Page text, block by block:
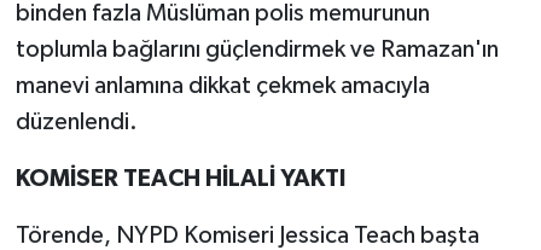
binden fazla Müslüman polis memurunun
toplumla bağlarını güçlendirmek ve Ramazan'ın
manevi anlamına dikkat çekmek amacıyla
düzenlendi.
KOMİSER TEACH HİLALİ YAKTI
Törende, NYPD Komiseri Jessica Teach başta